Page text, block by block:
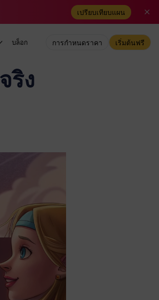
เปรียบเทียบแผน
บล็อก การกำหนดราคา เริ่มต้นฟรี
ริง